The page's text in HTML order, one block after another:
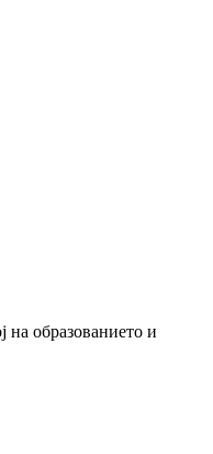
на образованието и